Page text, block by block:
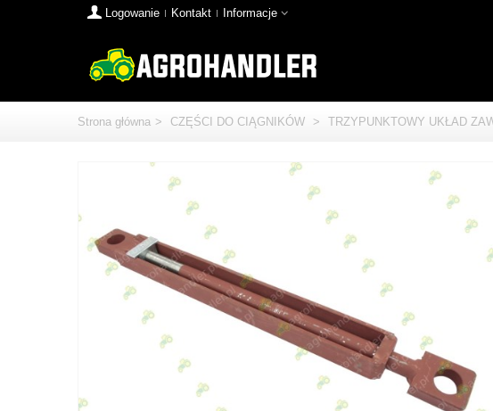
Logowanie Kontakt Informacje
Strona główna > CZĘŚCI DO CIĄGNIKÓW > TRZYPUNKTOWY UKŁAD